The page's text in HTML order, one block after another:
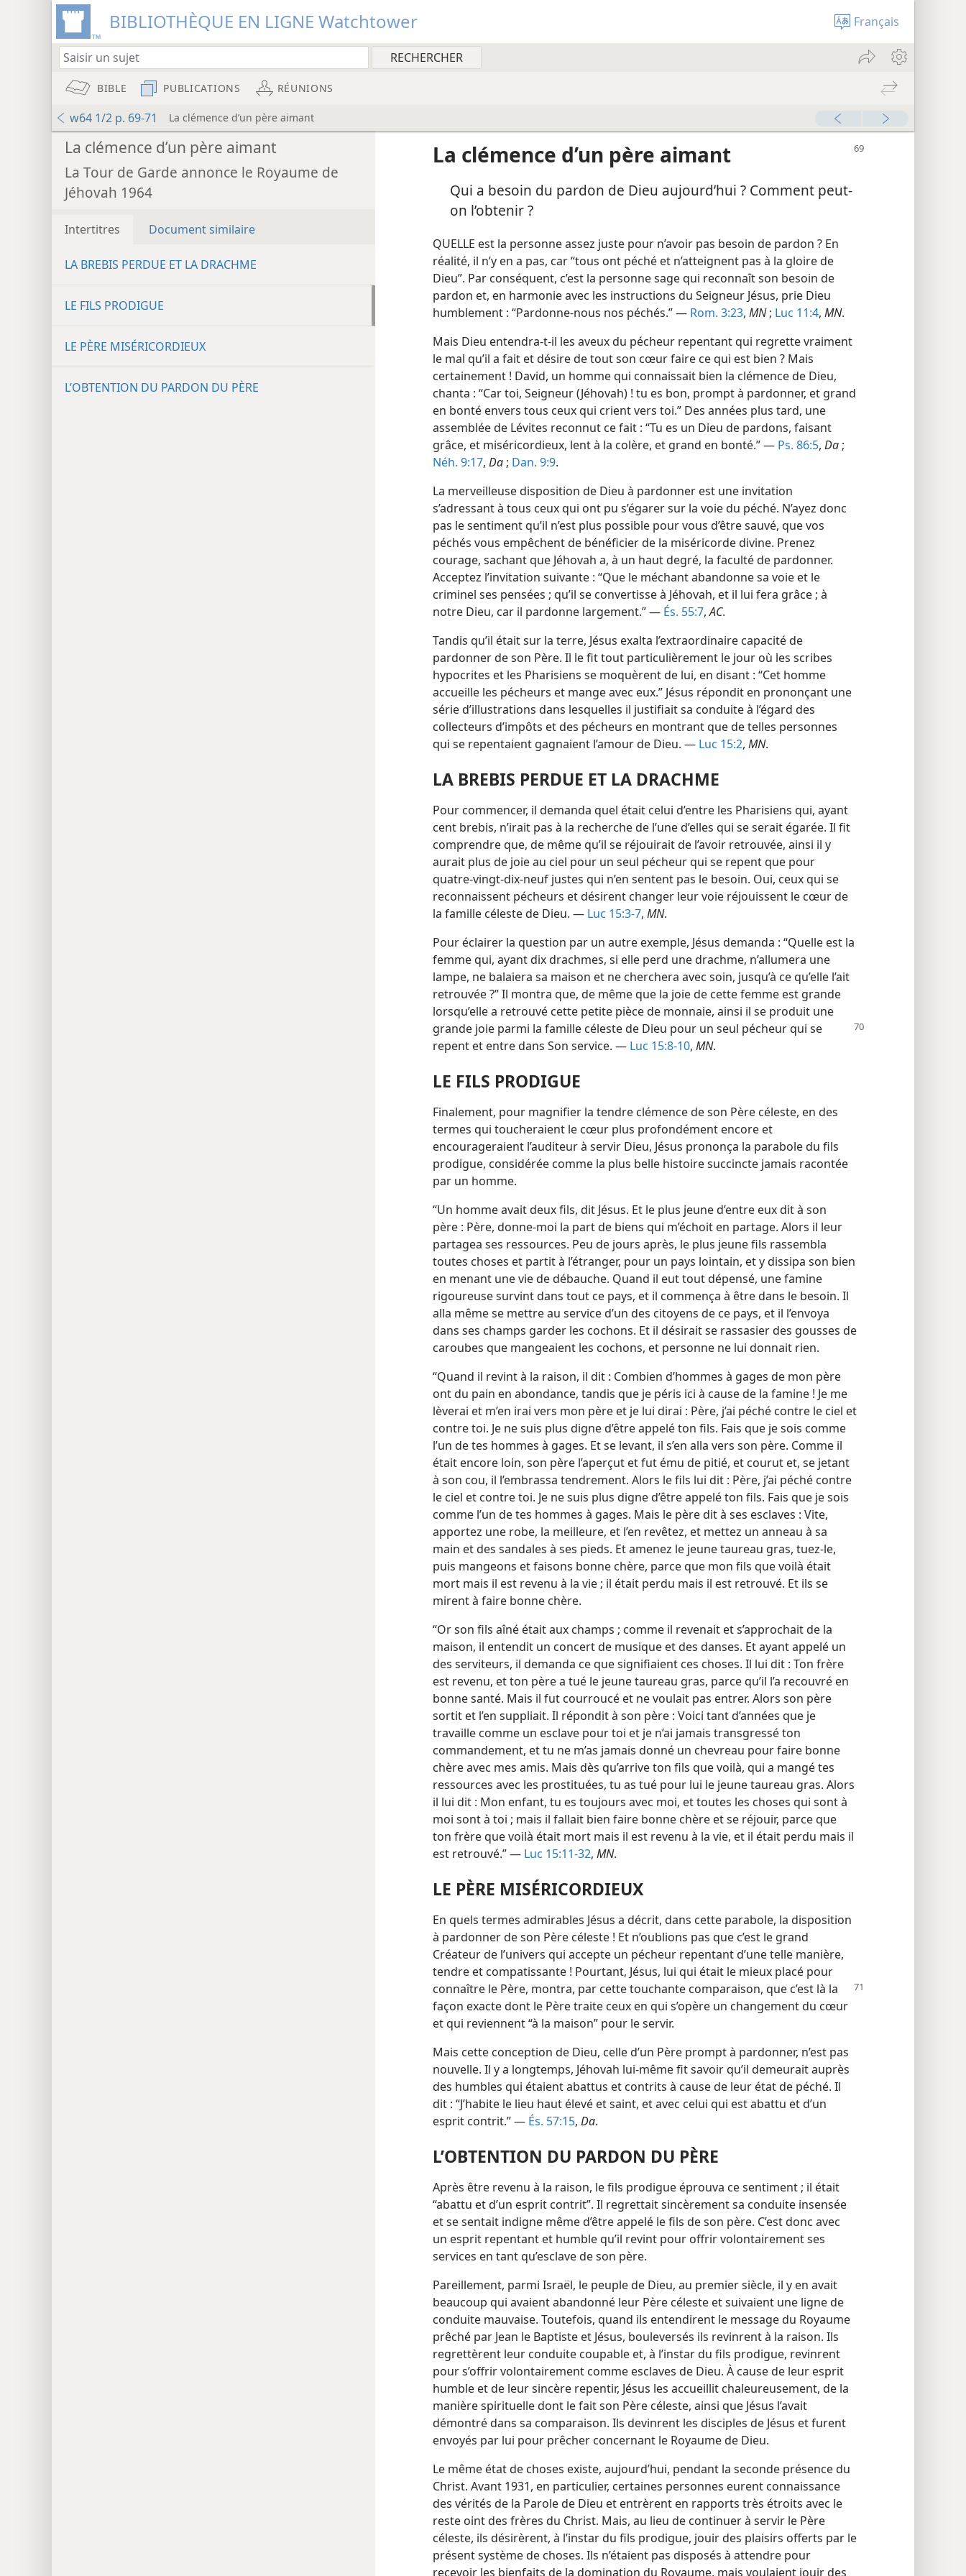
BIBLIOTHÈQUE EN LIGNE Watchtower Français
BIBLE PUBLICATIONS RÉUNIONS
w64 1/2 p. 69-71 La clémence d’un père aimant
La clémence d’un père aimant
La Tour de Garde annonce le Royaume de
Jéhovah 1964
Intertitres Document similaire
LA BREBIS PERDUE ET LA DRACHME
LE FILS PRODIGUE
LE PÈRE MISÉRICORDIEUX
L’OBTENTION DU PARDON DU PÈRE
La clémence d’un père aimant
Qui a besoin du pardon de Dieu aujourd’hui ? Comment peut-​
on l’obtenir ?
QUELLE est la personne assez juste pour n’avoir pas besoin de pardon ? En
réalité, il n’y en a pas, car “tous ont péché et n’atteignent pas à la gloire de
Dieu”. Par conséquent, c’est la personne sage qui reconnaît son besoin de
pardon et, en harmonie avec les instructions du Seigneur Jésus, prie Dieu
humblement : “Pardonne-​nous nos péchés.” — Rom. 3:23, MN; Luc 11:4, MN.
Mais Dieu entendra-​t-​il les aveux du pécheur repentant qui regrette vraiment
le mal qu’il a fait et désire de tout son cœur faire ce qui est bien ? Mais
certainement ! David, un homme qui connaissait bien la clémence de Dieu,
chanta : “Car toi, Seigneur (Jéhovah) ! tu es bon, prompt à pardonner, et grand
en bonté envers tous ceux qui crient vers toi.” Des années plus tard, une
assemblée de Lévites reconnut ce fait : “Tu es un Dieu de pardons, faisant
grâce, et miséricordieux, lent à la colère, et grand en bonté.” — Ps. 86:5, Da ;
Néh. 9:17, Da ; Dan. 9:9.
La merveilleuse disposition de Dieu à pardonner est une invitation
s’adressant à tous ceux qui ont pu s’égarer sur la voie du péché. N’ayez donc
pas le sentiment qu’il n’est plus possible pour vous d’être sauvé, que vos
péchés vous empêchent de bénéficier de la miséricorde divine. Prenez
courage, sachant que Jéhovah a, à un haut degré, la faculté de pardonner.
Acceptez l’invitation suivante : “Que le méchant abandonne sa voie et le
criminel ses pensées ; qu’il se convertisse à Jéhovah, et il lui fera grâce ; à
notre Dieu, car il pardonne largement.” — És. 55:7,AC.
Tandis qu’il était sur la terre, Jésus exalta l’extraordinaire capacité de
pardonner de son Père. Il le fit tout particulièrement le jour où les scribes
hypocrites et les Pharisiens se moquèrent de lui, en disant : “Cet homme
accueille les pécheurs et mange avec eux.” Jésus répondit en prononçant une
série d’illustrations dans lesquelles il justifiait sa conduite à l’égard des
collecteurs d’impôts et des pécheurs en montrant que de telles personnes
qui se repentaient gagnaient l’amour de Dieu. — Luc 15:2, MN.
LA BREBIS PERDUE ET LA DRACHME
Pour commencer, il demanda quel était celui d’entre les Pharisiens qui, ayant
cent brebis, n’irait pas à la recherche de l’une d’elles qui se serait égarée. Il fit
comprendre que, de même qu’il se réjouirait de l’avoir retrouvée, ainsi il y
aurait plus de joie au ciel pour un seul pécheur qui se repent que pour
quatre-vingt-dix-neuf justes qui n’en sentent pas le besoin. Oui, ceux qui se
reconnaissent pécheurs et désirent changer leur voie réjouissent le cœur de
la famille céleste de Dieu. — Luc 15:3-7, MN.
Pour éclairer la question par un autre exemple, Jésus demanda : “Quelle est la
femme qui, ayant dix drachmes, si elle perd une drachme, n’allumera une
lampe, ne balaiera sa maison et ne cherchera avec soin, jusqu’à ce qu’elle l’ait
retrouvée ?” Il montra que, de même que la joie de cette femme est grande
lorsqu’elle a retrouvé cette petite pièce de monnaie, ainsi il se produit une
grande joie parmi la famille céleste de Dieu pour un seul pécheur qui se
repent et entre dans Son service. — Luc 15:8-10, MN.
LE FILS PRODIGUE
Finalement, pour magnifier la tendre clémence de son Père céleste, en des
termes qui toucheraient le cœur plus profondément encore et
encourageraient l’auditeur à servir Dieu, Jésus prononça la parabole du fils
prodigue, considérée comme la plus belle histoire succincte jamais racontée
par un homme.
“Un homme avait deux fils, dit Jésus. Et le plus jeune d’entre eux dit à son
père : Père, donne-​moi la part de biens qui m’échoit en partage. Alors il leur
partagea ses ressources. Peu de jours après, le plus jeune fils rassembla
toutes choses et partit à l’étranger, pour un pays lointain, et y dissipa son bien
en menant une vie de débauche. Quand il eut tout dépensé, une famine
rigoureuse survint dans tout ce pays, et il commença à être dans le besoin. Il
alla même se mettre au service d’un des citoyens de ce pays, et il l’envoya
dans ses champs garder les cochons. Et il désirait se rassasier des gousses de
caroubes que mangeaient les cochons, et personne ne lui donnait rien.
“Quand il revint à la raison, il dit : Combien d’hommes à gages de mon père
ont du pain en abondance, tandis que je péris ici à cause de la famine ! Je me
lèverai et m’en irai vers mon père et je lui dirai : Père, j’ai péché contre le ciel et
contre toi. Je ne suis plus digne d’être appelé ton fils. Fais que je sois comme
l’un de tes hommes à gages. Et se levant, il s’en alla vers son père. Comme il
était encore loin, son père l’aperçut et fut ému de pitié, et courut et, se jetant
à son cou, il l’embrassa tendrement. Alors le fils lui dit : Père, j’ai péché contre
le ciel et contre toi. Je ne suis plus digne d’être appelé ton fils. Fais que je sois
comme l’un de tes hommes à gages. Mais le père dit à ses esclaves : Vite,
apportez une robe, la meilleure, et l’en revêtez, et mettez un anneau à sa
main et des sandales à ses pieds. Et amenez le jeune taureau gras, tuez-​le,
puis mangeons et faisons bonne chère, parce que mon fils que voilà était
mort mais il est revenu à la vie ; il était perdu mais il est retrouvé. Et ils se
mirent à faire bonne chère.
“Or son fils aîné était aux champs ; comme il revenait et s’approchait de la
maison, il entendit un concert de musique et des danses. Et ayant appelé un
des serviteurs, il demanda ce que signifiaient ces choses. Il lui dit : Ton frère
est revenu, et ton père a tué le jeune taureau gras, parce qu’il l’a recouvré en
bonne santé. Mais il fut courroucé et ne voulait pas entrer. Alors son père
sortit et l’en suppliait. Il répondit à son père : Voici tant d’années que je
travaille comme un esclave pour toi et je n’ai jamais transgressé ton
commandement, et tu ne m’as jamais donné un chevreau pour faire bonne
chère avec mes amis. Mais dès qu’arrive ton fils que voilà, qui a mangé tes
ressources avec les prostituées, tu as tué pour lui le jeune taureau gras. Alors
il lui dit : Mon enfant, tu es toujours avec moi, et toutes les choses qui sont à
moi sont à toi ; mais il fallait bien faire bonne chère et se réjouir, parce que
ton frère que voilà était mort mais il est revenu à la vie, et il était perdu mais il
est retrouvé.” — Luc 15:11-32, MN.
LE PÈRE MISÉRICORDIEUX
En quels termes admirables Jésus a décrit, dans cette parabole, la disposition
à pardonner de son Père céleste ! Et n’oublions pas que c’est le grand
Créateur de l’univers qui accepte un pécheur repentant d’une telle manière,
tendre et compatissante ! Pourtant, Jésus, lui qui était le mieux placé pour
connaître le Père, montra, par cette touchante comparaison, que c’est là la
façon exacte dont le Père traite ceux en qui s’opère un changement du cœur
et qui reviennent “à la maison” pour le servir.
Mais cette conception de Dieu, celle d’un Père prompt à pardonner, n’est pas
nouvelle. Il y a longtemps, Jéhovah lui-​même fit savoir qu’il demeurait auprès
des humbles qui étaient abattus et contrits à cause de leur état de péché. Il
dit : “J’habite le lieu haut élevé et saint, et avec celui qui est abattu et d’un
esprit contrit.” — És. 57:15, Da.
L’OBTENTION DU PARDON DU PÈRE
Après être revenu à la raison, le fils prodigue éprouva ce sentiment ; il était
“abattu et d’un esprit contrit”. Il regrettait sincèrement sa conduite insensée
et se sentait indigne même d’être appelé le fils de son père. C’est donc avec
un esprit repentant et humble qu’il revint pour offrir volontairement ses
services en tant qu’esclave de son père.
Pareillement, parmi Israël, le peuple de Dieu, au premier siècle, il y en avait
beaucoup qui avaient abandonné leur Père céleste et suivaient une ligne de
conduite mauvaise. Toutefois, quand ils entendirent le message du Royaume
prêché par Jean le Baptiste et Jésus, bouleversés ils revinrent à la raison. Ils
regrettèrent leur conduite coupable et, à l’instar du fils prodigue, revinrent
pour s’offrir volontairement comme esclaves de Dieu. À cause de leur esprit
humble et de leur sincère repentir, Jésus les accueillit chaleureusement, de la
manière spirituelle dont le fait son Père céleste, ainsi que Jésus l’avait
démontré dans sa comparaison. Ils devinrent les disciples de Jésus et furent
envoyés par lui pour prêcher concernant le Royaume de Dieu.
Le même état de choses existe, aujourd’hui, pendant la seconde présence du
Christ. Avant 1931, en particulier, certaines personnes eurent connaissance
des vérités de la Parole de Dieu et entrèrent en rapports très étroits avec le
reste oint des frères du Christ. Mais, au lieu de continuer à servir le Père
céleste, ils désirèrent, à l’instar du fils prodigue, jouir des plaisirs offerts par le
présent système de choses. Ils n’étaient pas disposés à attendre pour
recevoir les bienfaits de la domination du Royaume, mais voulaient jouir des